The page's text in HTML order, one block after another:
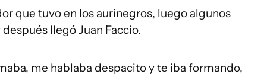
que tuvo en los aurinegros, luego algunos
llegó Juan Faccio.
me hablaba despacito y te iba formando,